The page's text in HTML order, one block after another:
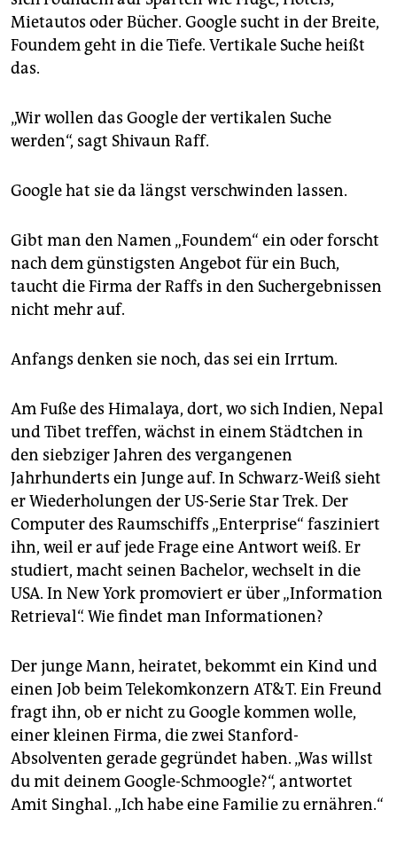
Mietautos oder Bücher. Google sucht in der Breite,
Foundem geht in die Tiefe. Vertikale Suche heißt
das.
„Wir wollen das Google der vertikalen Suche
werden“, sagt Shivaun Raff.
Google hat sie da längst verschwinden lassen.
Gibt man den Namen „Foundem“ ein oder forscht
nach dem günstigsten Angebot für ein Buch,
taucht die Firma der Raffs in den Suchergebnissen
nicht mehr auf.
Anfangs denken sie noch, das sei ein Irrtum.
Am Fuße des Himalaya, dort, wo sich Indien, Nepal
und Tibet treffen, wächst in einem Städtchen in
den siebziger Jahren des vergangenen
Jahrhunderts ein Junge auf. In Schwarz-Weiß sieht
er Wiederholungen der US-Serie Star Trek. Der
Computer des Raumschiffs „Enterprise“ fasziniert
ihn, weil er auf jede Frage eine Antwort weiß. Er
studiert, macht seinen Bachelor, wechselt in die
USA. In New York promoviert er über „Information
Retrieval“. Wie findet man Informationen?
Der junge Mann, heiratet, bekommt ein Kind und
einen Job beim Telekomkonzern AT&T. Ein Freund
fragt ihn, ob er nicht zu Google kommen wolle,
einer kleinen Firma, die zwei Stanford-
Absolventen gerade gegründet haben. „Was willst
du mit deinem Google-Schmoogle?“, antwortet
Amit Singhal. „Ich habe eine Familie zu ernähren.“